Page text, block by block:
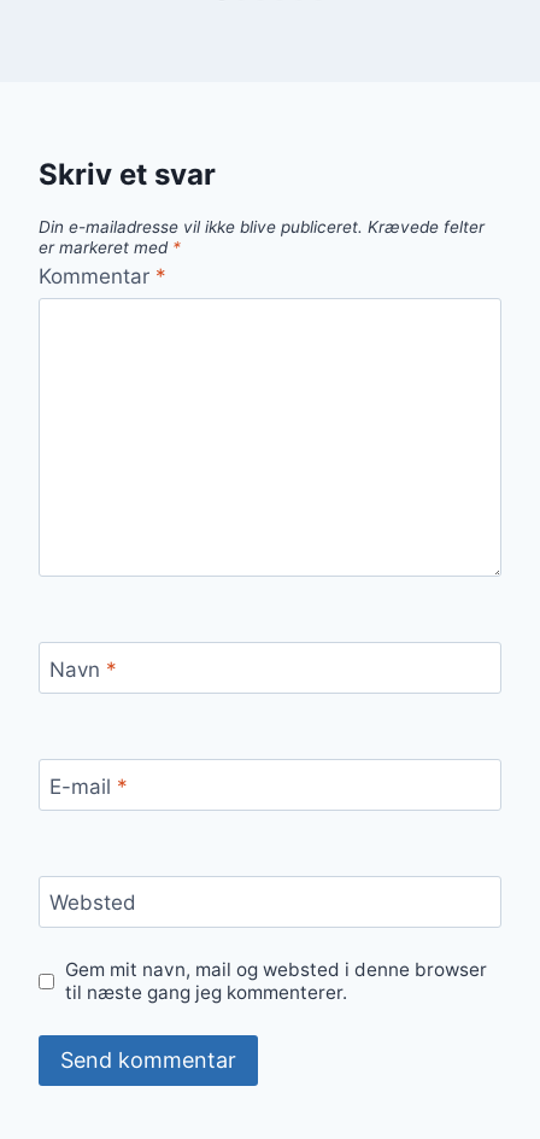
Skriv et svar
Din e-mailadresse vil ikke blive publiceret. Krævede felter
er markeret med *
Kommentar *
Navn *
E-mail *
Websted
Gem mit navn, mail og websted i denne browser
til næste gang jeg kommenterer.